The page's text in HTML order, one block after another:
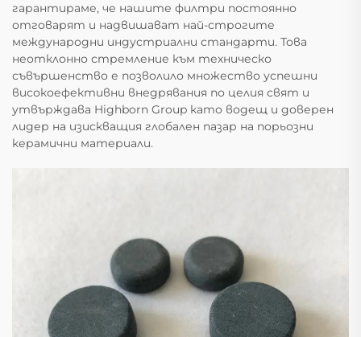
гарантираме, че нашите филтри постоянно
отговарят и надвишават най-строгите
международни индустриални стандарти. Това
неотклонно стремление към техническо
съвършенство е позволило множество успешни
високоефективни внедрявания по целия свят и
утвърждава Highborn Group като водещ и доверен
лидер на изискващия глобален пазар на порьозни
керамични материали.